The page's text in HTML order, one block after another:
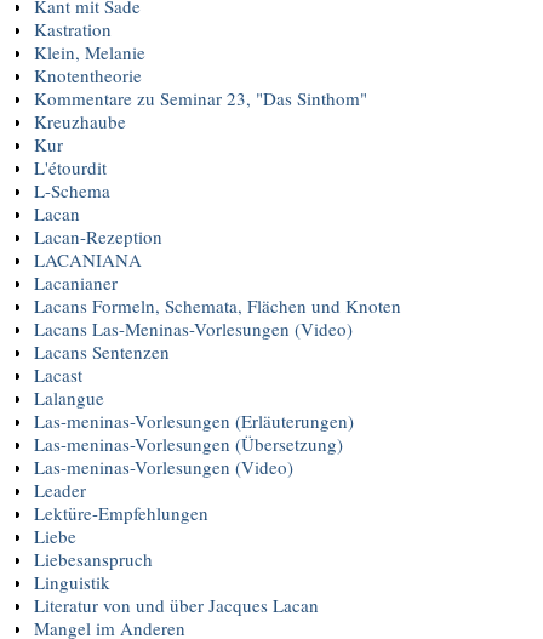
Kant mit Sade
Kastration
Klein, Melanie
Knotentheorie
Kommentare zu Seminar 23, "Das Sinthom"
Kreuzhaube
Kur
L'étourdit
L-Schema
Lacan
Lacan-Rezeption
LACANIANA
Lacanianer
Lacans Formeln, Schemata, Flächen und Knoten
Lacans Las-Meninas-Vorlesungen (Video)
Lacans Sentenzen
Lacast
Lalangue
Las-meninas-Vorlesungen (Erläuterungen)
Las-meninas-Vorlesungen (Übersetzung)
Las-meninas-Vorlesungen (Video)
Leader
Lektüre-Empfehlungen
Liebe
Liebesanspruch
Linguistik
Literatur von und über Jacques Lacan
Mangel im Anderen